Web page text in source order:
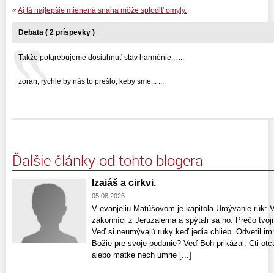
« Aj tá najlepšie mienená snaha môže splodiť omyly.
Debata ( 2 príspevky )
Takže potgrebujeme dosiahnuť stav harmónie... ...
zoran, rýchle by nás to prešlo, keby sme... ...
Ďalšie články od tohto blogera
Izaiáš a cirkvi.
05.08.2026
V evanjeliu Matúšovom je kapitola Umývanie rúk:
zákonníci z Jeruzalema a spýtali sa ho: Prečo
Veď si neumývajú ruky keď jedia chlieb. Odvetil
Božie pre svoje podanie? Veď Boh prikázal: Cti
alebo matke nech umrie [...]